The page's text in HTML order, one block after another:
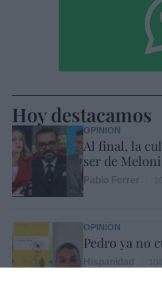
Hoy destacamos
OPINIÓN
Al final, la
ser de Meloni
OPINIÓN
Pedro ya no